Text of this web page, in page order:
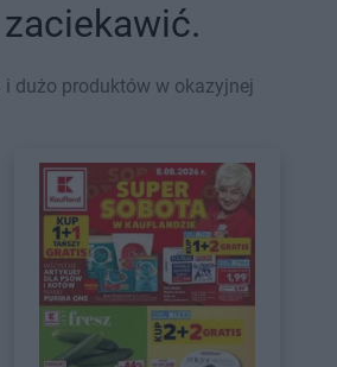
dużo produktów w okazyjnej